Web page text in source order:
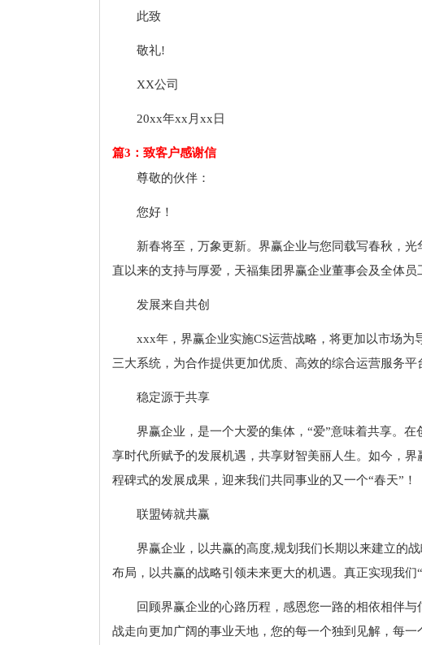
此致
敬礼!
XX公司
20xx年xx月xx日
篇3：致客户感谢信
尊敬的伙伴：
您好！
新春将至，万象更新。界赢企业与您同载写春秋，
直以来的支持与厚爱，天福集团界赢企业董事会及全体员
发展来自共创
xxx年，界赢企业实施CS运营战略，将更加以市场
三大系统，为合作提供更加优质、高效的综合运营服务
稳定源于共享
界赢企业，是一个大爱的集体，“爱”意味着共享。
享时代所赋予的发展机遇，共享财智美丽人生。如今，
程碑式的发展成果，迎来我们共同事业的又一个“春天”！
联盟铸就共赢
界赢企业，以共赢的高度,规划我们长期以来建立的
布局，以共赢的战略引领未来更大的机遇。真正实现我们
回顾界赢企业的心路历程，感恩您一路的相依相伴
战走向更加广阔的事业天地，您的每一个独到见解，每